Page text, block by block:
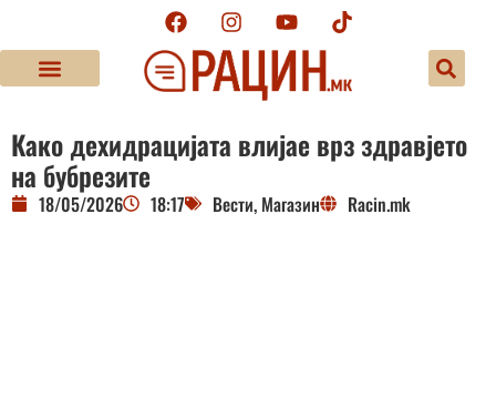
Како дехидрацијата влијае врз здравјето
на бубрезите
18/05/2026 18:17 Вести, Магазин Racin.mk